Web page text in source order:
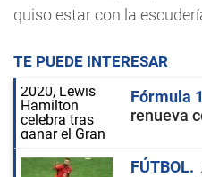
quiso estar con la
TE PUEDE INTERESAR
Fórmula 1
renueva
FÚTBOL